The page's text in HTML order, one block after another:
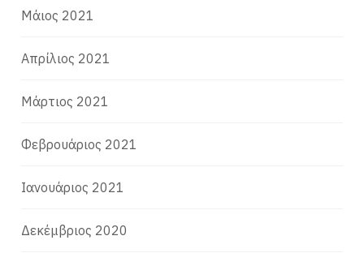
Μάιος 2021
Απρίλιος 2021
Μάρτιος 2021
Φεβρουάριος 2021
Ιανουάριος 2021
Δεκέμβριος 2020